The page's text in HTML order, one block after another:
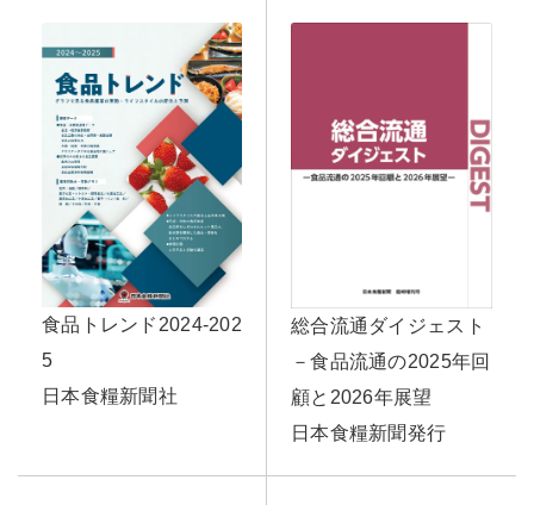
食品トレンド2024-202
5
日本食糧新聞社
総合流通ダイジェスト
－食品流通の2025年回
顧と2026年展望
日本食糧新聞発行